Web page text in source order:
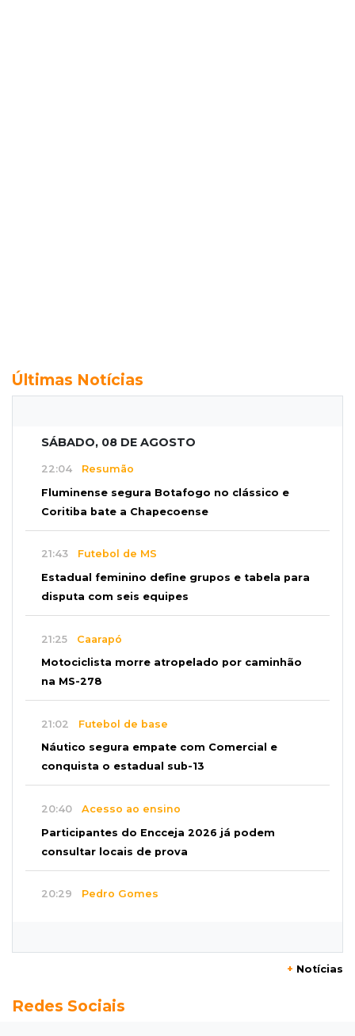
Últimas Notícias
SÁBADO, 08 DE AGOSTO
22:04 Resumão
Fluminense segura Botafogo no clássico e
Coritiba bate a Chapecoense
21:43 Futebol de MS
Estadual feminino define grupos e tabela para
disputa com seis equipes
21:25 Caarapó
Motociclista morre atropelado por caminhão
na MS-278
21:02 Futebol de base
Náutico segura empate com Comercial e
conquista o estadual sub-13
20:40 Acesso ao ensino
Participantes do Encceja 2026 já podem
consultar locais de prova
20:29 Pedro Gomes
Pantanal treina em Goiânia antes de jogo que
+ Notícias
Redes Sociais